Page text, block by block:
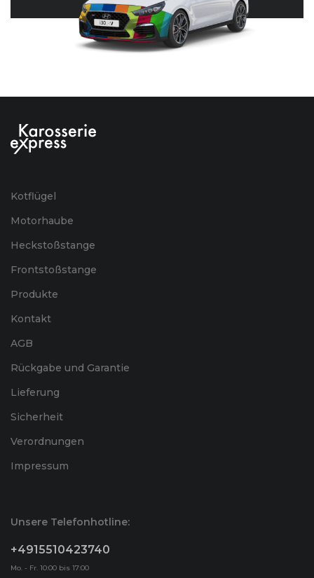
Kotflügel
Motorhaube
Heckstoßstange
Frontstoßstange
Produkte
Kontakt
AGB
Rückgabe und Garantie
Lieferung
Sicherheit
Verordnungen
Impressum
Unsere Telefonhotline:
+4915510423740
Mo. - Fr. 10:00 bis 17:00